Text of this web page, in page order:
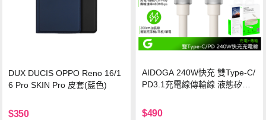
DUX DUCIS OPPO Reno 16/1
6 Pro SKIN Pro 皮套(藍色)
$350
AIDOGA 240W快充 雙Type-C/
PD3.1充電線傳輸線 液態矽膠
機/平板/筆電
$490